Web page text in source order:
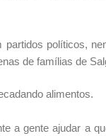
políticos,
de famílias de
alimentos.
a gente ajudar a